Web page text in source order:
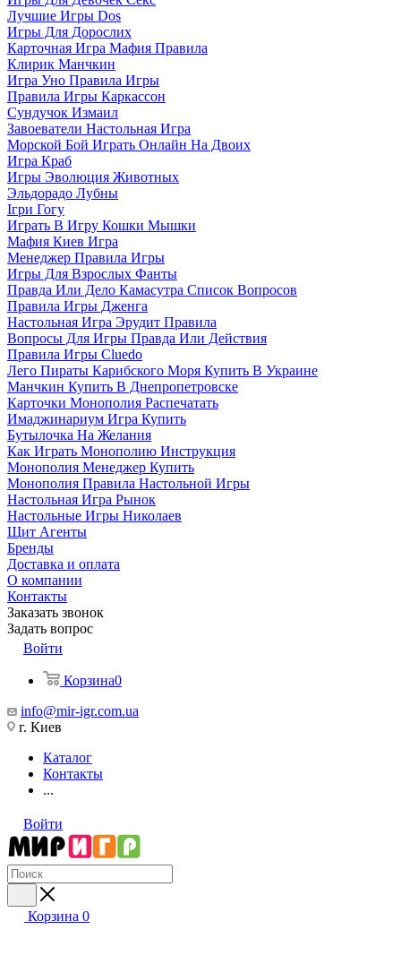
Лучшие Игры Dos
Игры Для Дорослих
Карточная Игра Мафия Правила
Клирик Манчкин
Игра Уно Правила Игры
Правила Игры Каркассон
Сундучок Измаил
Завоеватели Настольная Игра
Морской Бой Играть Онлайн На Двоих
Игра Краб
Игры Эволюция Животных
Эльдорадо Лубны
Ігри Гогу
Играть В Игру Кошки Мышки
Мафия Киев Игра
Менеджер Правила Игры
Игры Для Взрослых Фанты
Правда Или Дело Камасутра Список Вопросов
Правила Игры Дженга
Настольная Игра Эрудит Правила
Вопросы Для Игры Правда Или Действия
Правила Игры Cluedo
Лего Пираты Карибского Моря Купить В Украине
Манчкин Купить В Днепропетровске
Карточки Монополия Распечатать
Имаджинариум Игра Купить
Бутылочка На Желания
Как Играть Монополию Инструкция
Монополия Менеджер Купить
Монополия Правила Настольной Игры
Настольная Игра Рынок
Настольные Игры Николаев
Щит Агенты
Бренды
Доставка и оплата
О компании
Контакты
Заказать звонок
Задать вопрос
Войти
Корзина0
info@mir-igr.com.ua
г. Киев
Каталог
Контакты
...
Войти
Корзина 0